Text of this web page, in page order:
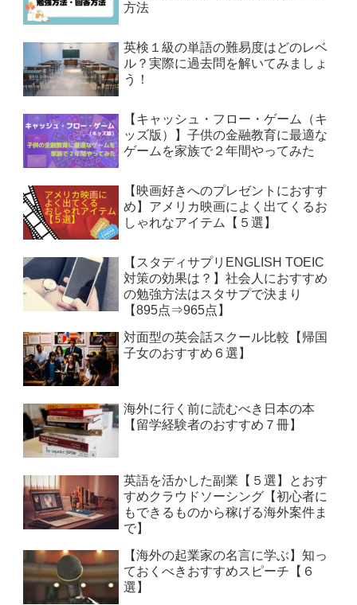
方法
英検１級の単語の難易度はどのレベ
ル？実際に過去問を解いてみましょ
う！
【キャッシュ・フロー・ゲーム（キ
ッズ版）】子供の金融教育に最適な
ゲームを家族で２年間やってみた
【映画好きへのプレゼントにおすす
め】アメリカ映画によく出てくるお
しゃれなアイテム【５選】
【スタディサプリENGLISH TOEIC
対策の効果は？】社会人におすすめ
の勉強方法はスタサプで決まり
【895点⇒965点】
対面型の英会話スクール比較【帰国
子女のおすすめ６選】
海外に行く前に読むべき日本の本
【留学経験者のおすすめ７冊】
英語を活かした副業【５選】とおす
すめクラウドソーシング【初心者に
もできるものから稼げる海外案件ま
で】
【海外の起業家の名言に学ぶ】知っ
ておくべきおすすめスピーチ【６
選】